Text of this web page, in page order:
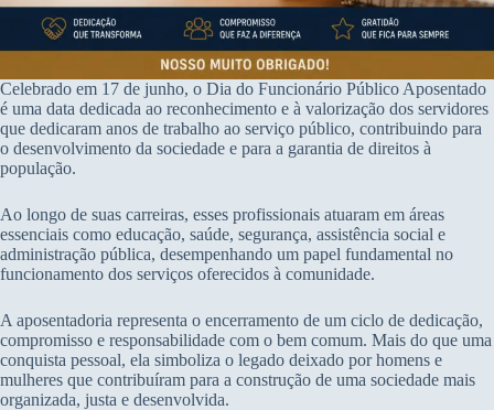
Celebrado em 17 de junho, o Dia do Funcionário Público Aposentado
é uma data dedicada ao reconhecimento e à valorização dos servidores
que dedicaram anos de trabalho ao serviço público, contribuindo para
o desenvolvimento da sociedade e para a garantia de direitos à
população.
Ao longo de suas carreiras, esses profissionais atuaram em áreas
essenciais como educação, saúde, segurança, assistência social e
administração pública, desempenhando um papel fundamental no
funcionamento dos serviços oferecidos à comunidade.
A aposentadoria representa o encerramento de um ciclo de dedicação,
compromisso e responsabilidade com o bem comum. Mais do que uma
conquista pessoal, ela simboliza o legado deixado por homens e
mulheres que contribuíram para a construção de uma sociedade mais
organizada, justa e desenvolvida.